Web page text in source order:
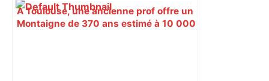
À Toulouse, une ancienne prof offre un
Montaigne de 370 ans estimé à 10 000